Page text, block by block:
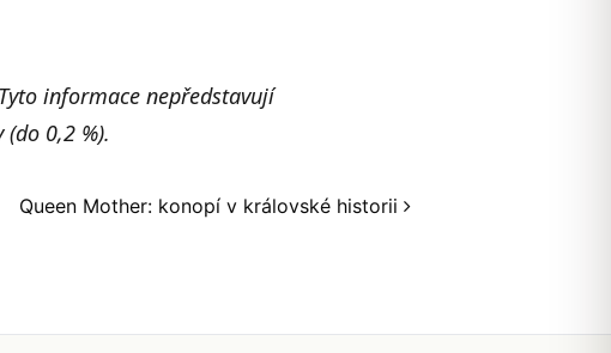
informace nepředstavují
0,2 %).
Queen Mother: konopí v královské historii